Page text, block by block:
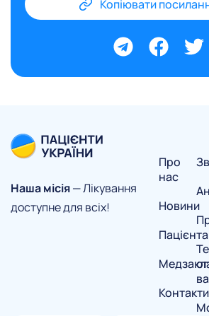
Копіювати
Наша місія— Лікування
доступне для всіх!
Про
нас
Новини
Контакти